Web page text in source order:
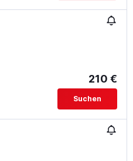
210 €
Suchen